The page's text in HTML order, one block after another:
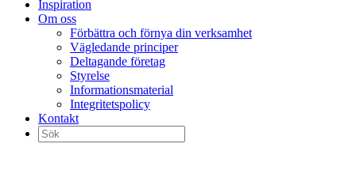
Inspiration
Om oss
Förbättra och förnya din verksamhet
Vägledande principer
Deltagande företag
Styrelse
Informationsmaterial
Integritetspolicy
Kontakt
Sök
efter: